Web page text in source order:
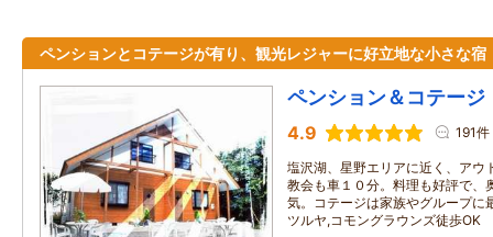
ペンションとコテージが有り、観光レジャーに好立地な小さな宿
ペンション＆コテー
4.9 191件
塩沢湖、星野エリアに近く、アウ
教会も車１０分。料理も好評で、
気。コテージは家族やグループに
ツルヤ,コモングラウンズ徒歩OK